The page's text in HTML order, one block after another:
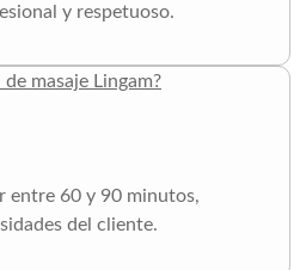
y respetuoso.
masaje Lingam?
entre 60 y 90 minutos,
del cliente.